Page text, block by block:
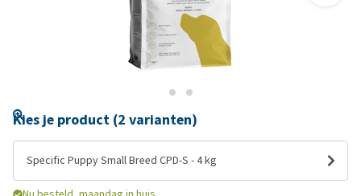
Kies je product (2 varianten)
Specific Puppy Small Breed CPD-S - 4 kg